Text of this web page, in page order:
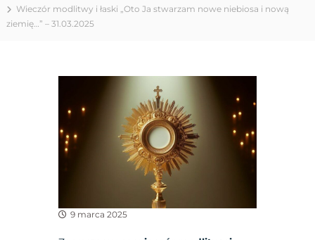
Wieczór modlitwy i łaski „Oto Ja stwarzam nowe niebiosa i nową
ziemię…” – 31.03.2025
9 marca 2025